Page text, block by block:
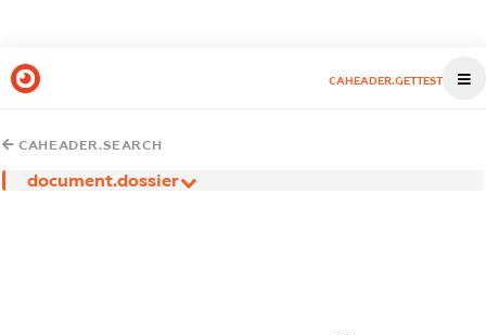
CAHEADER.GETTEST
CAHEADER.SEARCH
document.dossier